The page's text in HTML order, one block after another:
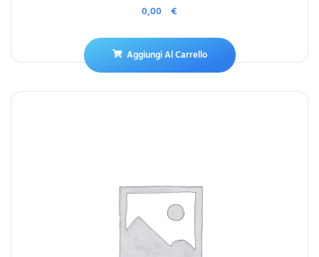
0,00 €
Aggiungi Al Carrello